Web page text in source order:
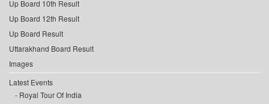
Up Board 10th Result
Up Board 12th Result
Up Board Result
Uttarakhand Board Result
Images
Latest Events
Royal Tour Of India